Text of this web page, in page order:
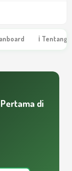
ℹ Tentang
di